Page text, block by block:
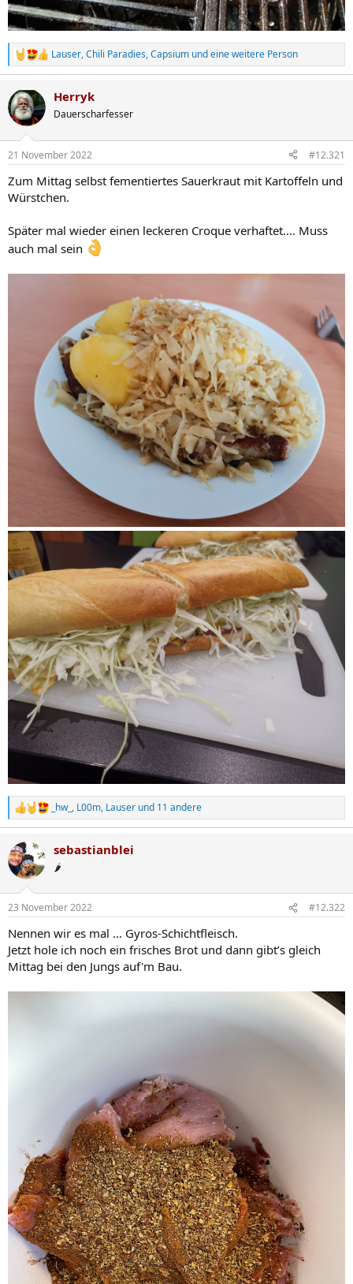
R
e
k
t
i
e
:
Lauser,Chili Paradies,Capsium und eine weitere Person
Herryk
Dauerscharfesser
21 November 2022 #12.321
Zum Mittag selbst fementiertes Sauerkraut mit Kartoffeln und
Würstchen.
Später mal wieder einen leckeren Croque verhaftet.... Muss
auch mal sein
R
e
k
t
i
e
:
_hw_ , L00m, Lauser und 11 andere
sebastianblei
🌶️
23 November 2022 #12.322
Nennen wir es mal … Gyros-Schichtfleisch.
Jetzt hole ich noch ein frisches Brot und dann gibt’s gleich
Mittag bei den Jungs auf'm Bau.